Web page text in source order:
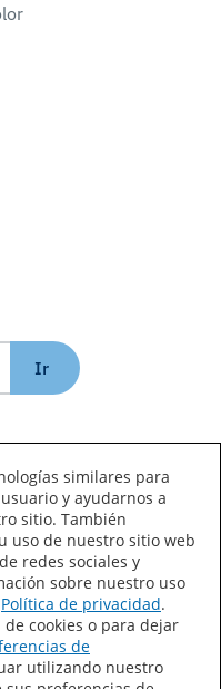
Ir
Mapa del sitio
similares para
y ayudarnos a
sitio. También
uso de nuestro sitio web
redes sociales y
sobre nuestro uso
Política de privacidad.
cookies o para dejar
de
utilizando nuestro